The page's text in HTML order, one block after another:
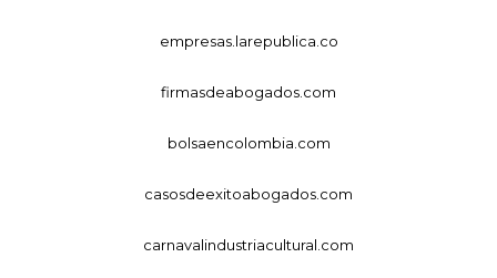
empresas.larepublica.co
firmasdeabogados.com
bolsaencolombia.com
casosdeexitoabogados.com
carnavalindustriacultural.com